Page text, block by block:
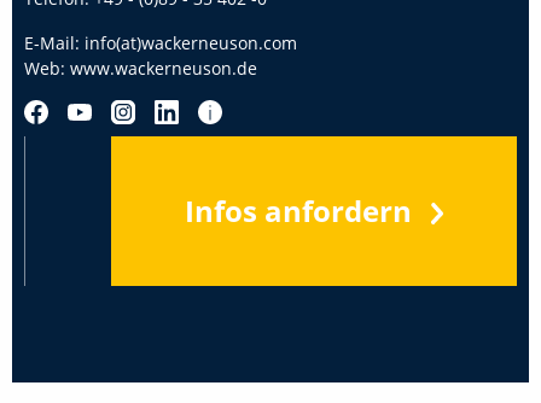
E-Mail: info(at)wackerneuson.com
Web: www.wackerneuson.de
Infos anfordern